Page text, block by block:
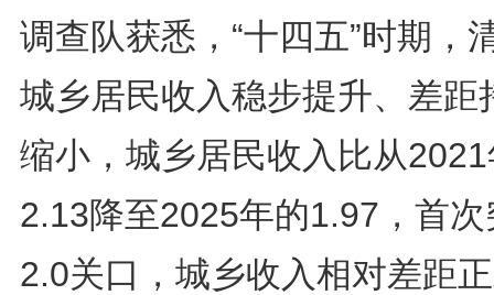
调查队获悉，“十四五”时期，
城乡居民收入稳步提升、差距
缩小，城乡居民收入比从
2.13降至2025年的1.97，首次
2.0关口，城乡收入相对差距